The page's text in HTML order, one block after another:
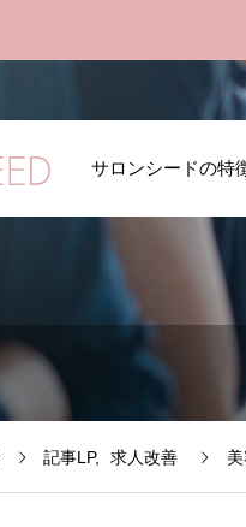
サロンシードの特
記事LP 求人改善